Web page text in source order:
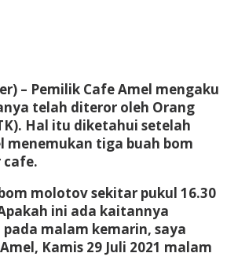
– Pemilik Cafe Amel mengaku
telah diteror oleh Orang
Hal itu diketahui setelah
menemukan tiga buah bom
molotov sekitar pukul 16.30
ini ada kaitannya
malam kemarin, saya
Kamis 29 Juli 2021 malam